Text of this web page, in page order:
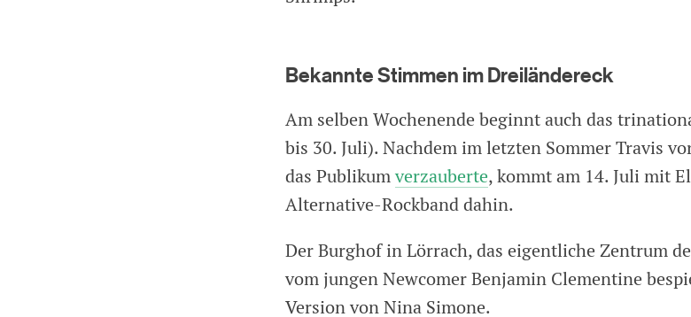
Bekannte Stimmen im Dreiländereck
Am selben Wochenende beginnt auch das
bis 30. Juli). Nachdem im letzten Sommer Travis
das Publikumverzauberte, kommt am 14. Juli mit
Alternative-Rockband dahin.
Der Burghof in Lörrach, das eigentliche Zentrum
vom jungen Newcomer Benjamin Clementine
Version von Nina Simone.